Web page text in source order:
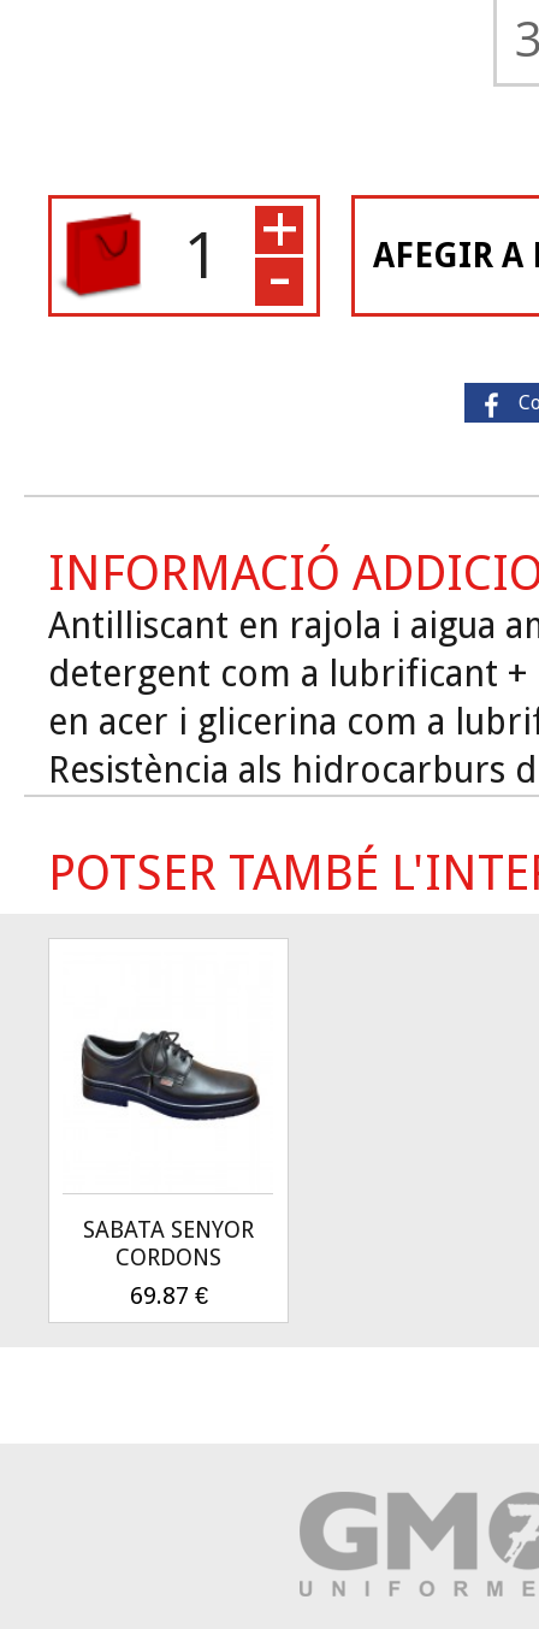
AFEGIR A
+
-
INFORMACIÓ
Antilliscant en rajola i aigua
detergent com a lubrificant
en acer i glicerina com a
Resistència als hidrocarburs
POTSER TAMBÉ
SABATA SENYOR
CORDONS
69.87 €